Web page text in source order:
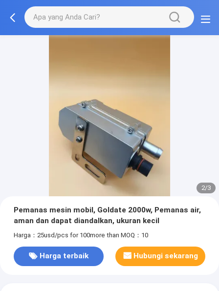
2/3
Pemanas mesin mobil, Goldate 2000w, Pemanas air,
aman dan dapat diandalkan, ukuran kecil
Harga：25usd/pcs for 100more than MOQ：10
Harga terbaik Hubungi sekarang